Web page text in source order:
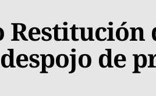
Restitución
de